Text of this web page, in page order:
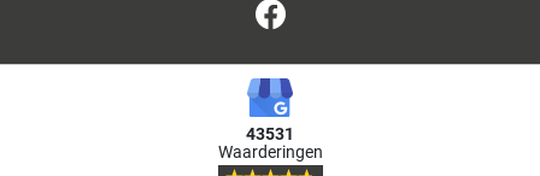
43531
Waarderingen